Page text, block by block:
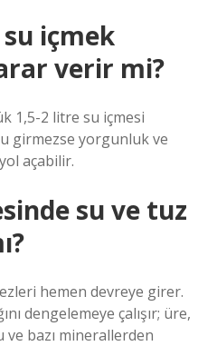
içmek
verir mi?
1,5-2 litre su içmesi
girmezse yorgunluk ve
açabilir.
su ve tuz
hemen devreye girer.
dengelemeye çalışır; üre,
bazı minerallerden